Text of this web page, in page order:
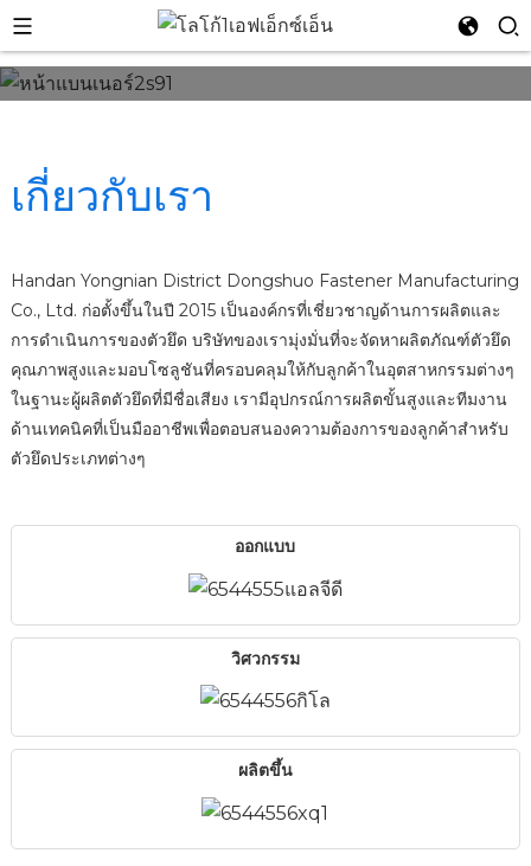
เกี่ยวกับเรา
Handan Yongnian District Dongshuo Fastener Manufacturing
Co., Ltd. ก่อตั้งขึ้นในปี 2015 เป็นองค์กรที่เชี่ยวชาญด้านการผลิตและ
การดำเนินการของตัวยึด บริษัทของเรามุ่งมั่นที่จะจัดหาผลิตภัณฑ์ตัวยึด
คุณภาพสูงและมอบโซลูชันที่ครอบคลุมให้กับลูกค้าในอุตสาหกรรมต่างๆ
ในฐานะผู้ผลิตตัวยึดที่มีชื่อเสียง เรามีอุปกรณ์การผลิตขั้นสูงและทีมงาน
ด้านเทคนิคที่เป็นมืออาชีพเพื่อตอบสนองความต้องการของลูกค้าสำหรับ
ตัวยึดประเภทต่างๆ
ออกแบบ
วิศวกรรม
ผลิตขึ้น